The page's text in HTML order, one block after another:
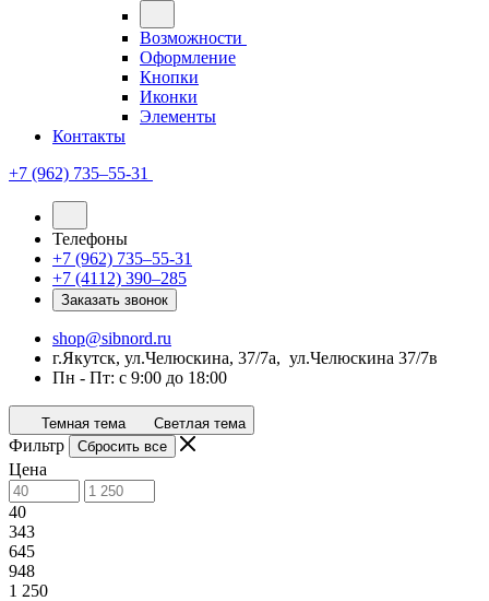
Возможности
Оформление
Кнопки
Иконки
Элементы
Контакты
+7 (962) 735‒55-31
Телефоны
+7 (962) 735‒55-31
+7 (4112) 390‒285
Заказать звонок
shop@sibnord.ru
​г.Якутск, ул.Челюскина, 37/7а, ул.Челюскина 37/7в
Пн - Пт: с 9:00 до 18:00
Темная тема Светлая тема
Фильтр Сбросить все
Цена
40
343
645
948
1 250